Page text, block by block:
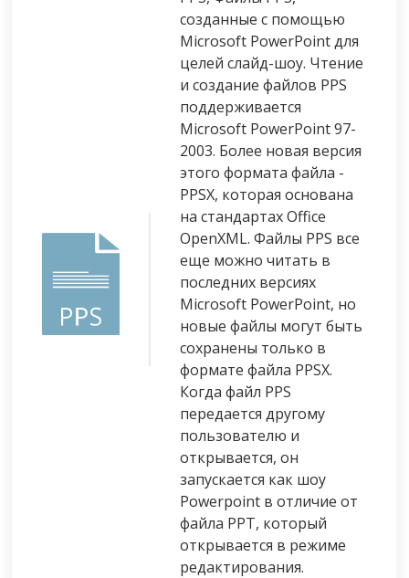
созданные с помощью
Microsoft PowerPoint для
целей слайд-шоу. Чтение
и создание файлов PPS
поддерживается
Microsoft PowerPoint 97-
2003. Более новая версия
этого формата файла -
PPSX, которая основана
на стандартах Office
OpenXML. Файлы PPS все
еще можно читать в
последних версиях
Microsoft PowerPoint, но
новые файлы могут быть
сохранены только в
формате файла PPSX.
Когда файл PPS
передается другому
пользователю и
открывается, он
запускается как шоу
Powerpoint в отличие от
файла PPT, который
открывается в режиме
редактирования.